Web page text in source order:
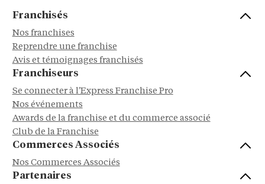
Franchisés
Nos franchises
Reprendre une franchise
Avis et témoignages franchisés
Franchiseurs
Se connecter à l'Express Franchise Pro
Nos événements
Awards de la franchise et du commerce associé
Club de la Franchise
Commerces Associés
Nos Commerces Associés
Partenaires